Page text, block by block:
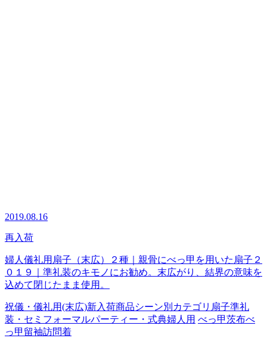
2019.08.16
再入荷
婦人儀礼用扇子（末広）２種｜親骨にべっ甲を用いた扇子２
０１９｜準礼装のキモノにお勧め。末広がり、結界の意味を
込めて閉じたまま使用。
祝儀・儀礼用(末広)新入荷商品シーン別カテゴリ 扇子準礼
装・セミフォーマルパーティー・式典婦人用 べっ甲茨布べ
っ甲 留袖訪問着